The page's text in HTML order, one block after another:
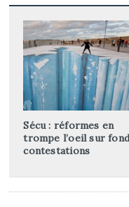
Sécu : réformes en
trompe l’oeil sur
contestations